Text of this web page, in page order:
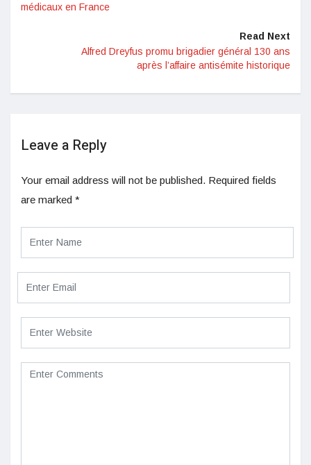
médicaux en France
Read Next
Alfred Dreyfus promu brigadier général 130 ans
après l’affaire antisémite historique
Leave a Reply
Your email address will not be published. Required fields
are marked *